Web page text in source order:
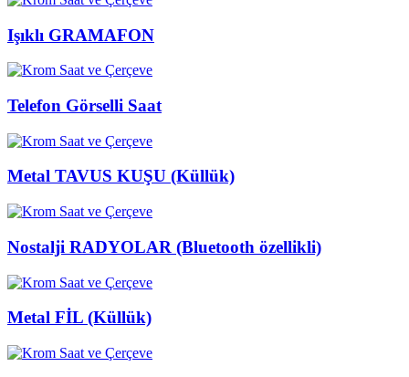
Işıklı GRAMAFON
Telefon Görselli Saat
Metal TAVUS KUŞU (Küllük)
Nostalji RADYOLAR (Bluetooth özellikli)
Metal FİL (Küllük)